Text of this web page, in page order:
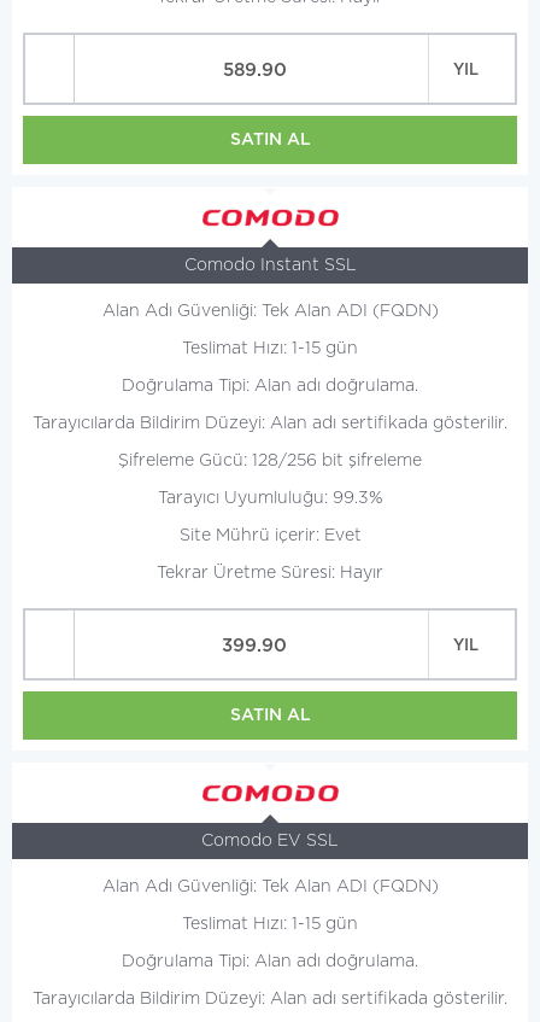
589.90 YIL
SATIN AL
Comodo Instant SSL
Alan Adı Güvenliği: Tek Alan ADI (FQDN)
Teslimat Hızı: 1-15 gün
Doğrulama Tipi: Alan adı doğrulama.
Tarayıcılarda Bildirim Düzeyi: Alan adı sertifikada gösterilir.
Şifreleme Gücü: 128/256 bit şifreleme
Tarayıcı Uyumluluğu: 99.3%
Site Mührü içerir: Evet
Tekrar Üretme Süresi: Hayır
399.90 YIL
SATIN AL
Comodo EV SSL
Alan Adı Güvenliği: Tek Alan ADI (FQDN)
Teslimat Hızı: 1-15 gün
Doğrulama Tipi: Alan adı doğrulama.
Tarayıcılarda Bildirim Düzeyi: Alan adı sertifikada gösterilir.